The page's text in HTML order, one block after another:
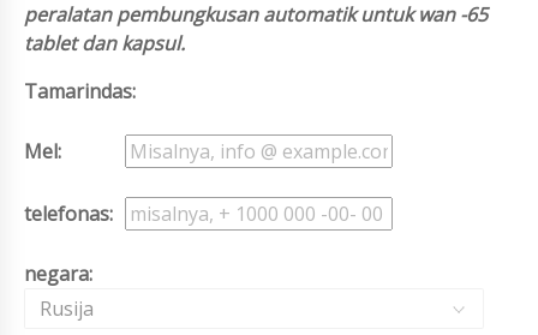
peralatan pembungkusan automatik untuk wan -65
tablet dan kapsul.
Tamarindas:
Mel:
telefonas:
negara:
Rusija